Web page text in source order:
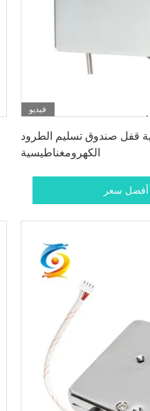
فيديو
قفل صندوق تسليم الطرود
الكهرومغناطيسية
سعر